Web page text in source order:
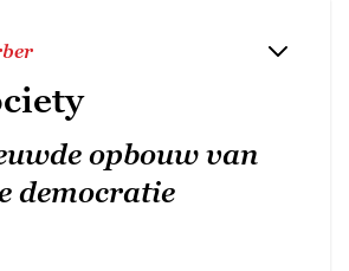
opbouw van
democratie